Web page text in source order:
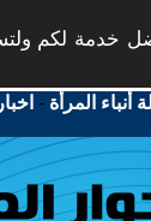
خدمة لكم
أنباء المرأة -